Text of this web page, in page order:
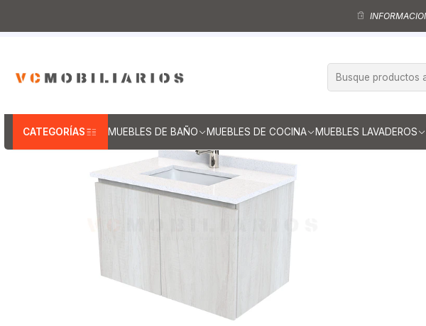
CATEGORÍAS MUEBLES DE BAÑO MUEBLES DE COCINA MUEBLES LAVADEROS
Muebles vanitorio aereo -
Mueble vanitorio aereo de